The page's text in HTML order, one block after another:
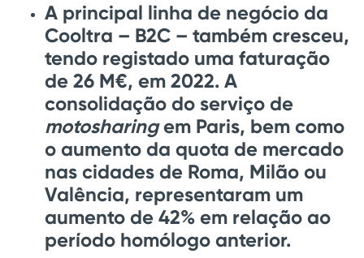
A principal linha de negócio da
Cooltra – B2C – também cresceu,
tendo registado uma faturação
de 26 M€, em 2022. A
consolidação do serviço de
motosharingem Paris, bem como
o aumento da quota de mercado
nas cidades de Roma, Milão ou
Valência, representaram um
aumento de 42% em relação ao
período homólogo anterior.